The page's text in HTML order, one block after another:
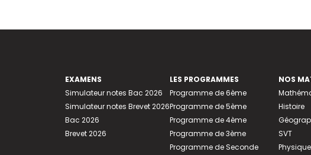
EXAMENS
Simulateur notes Bac 2026
Simulateur notes Brevet 2026
Bac 2026
Brevet 2026
LES PROGRAMMES
Programme de 6ème
Programme de 5ème
Programme de 4ème
Programme de 3ème
Programme de Seconde
NOS
Histoire
SVT